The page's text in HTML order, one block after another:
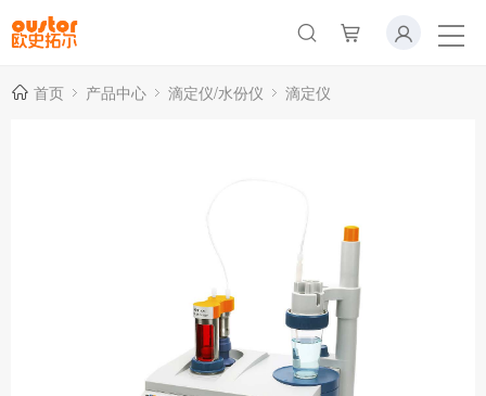
首页 产品中心 滴定仪/水份仪 滴定仪